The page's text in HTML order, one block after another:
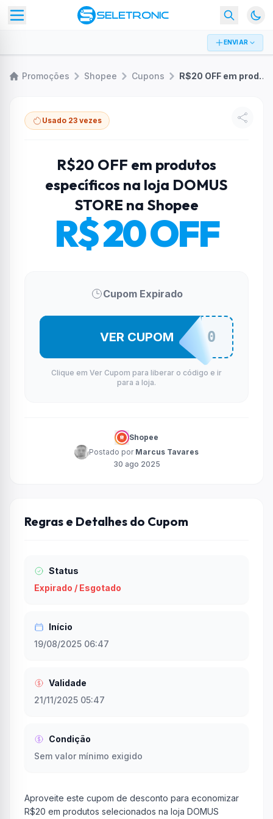
ENVIAR
Promoções Shopee Cupons R$20 OFF em produtos específicos na loja DOMUS STORE na Shopee
Usado 23 vezes
R$20 OFF em produtos
específicos na loja DOMUS
STORE na Shopee
R$ 20 OFF
Cupom Expirado
SEIS13910
VER CUPOM
Clique em Ver Cupom para liberar o código e ir
para a loja.
Shopee
Postado por Marcus Tavares
30 ago 2025
Regras e Detalhes do Cupom
Status
Expirado / Esgotado
Início
19/08/2025 06:47
Validade
21/11/2025 05:47
Condição
Sem valor mínimo exigido
Aproveite este cupom de desconto para economizar
R$20 em produtos selecionados na loja DOMUS